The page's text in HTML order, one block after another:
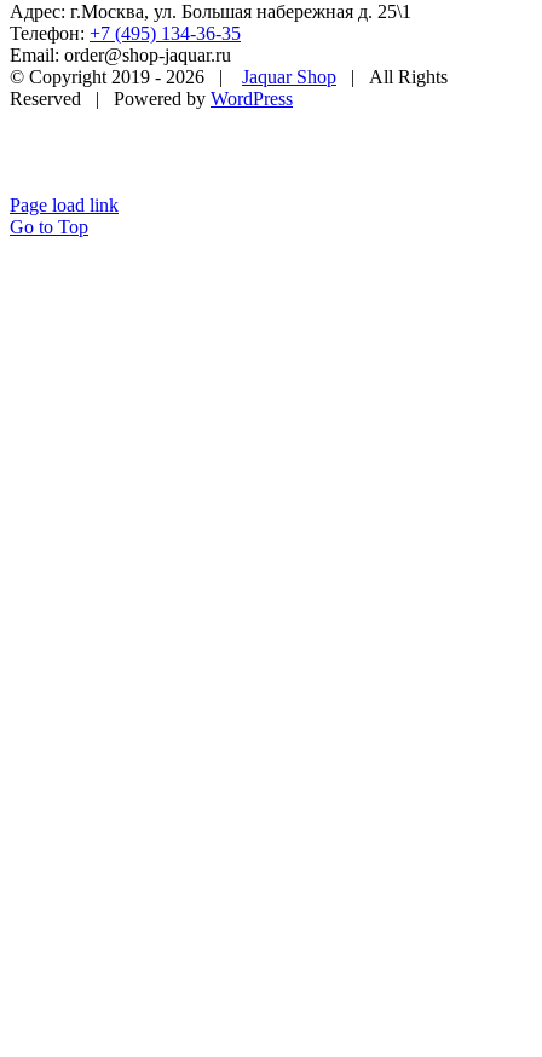
Адрес: г.Москва, ул. Большая набережная д. 25\1
Телефон: +7 (495) 134-36-35
Email: order@shop-jaquar.ru
© Copyright 2019 - 2026 | Jaquar Shop | All Rights
Reserved | Powered by WordPress
Page load link
Go to Top